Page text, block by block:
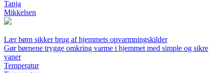
Tanja
Mikkelsen
Lær børn sikker brug af hjemmets opvarmningskilder
Gør børnene trygge omkring varme i hjemmet med simple og sikre
vaner
Temperatur